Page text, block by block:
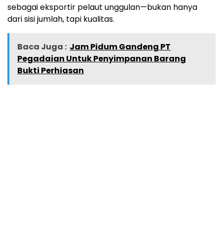
sebagai eksportir pelaut unggulan—bukan hanya
dari sisi jumlah, tapi kualitas.
Baca Juga : Jam Pidum Gandeng PT
Pegadaian Untuk Penyimpanan Barang
Bukti Perhiasan